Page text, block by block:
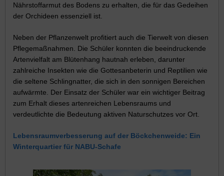
Nährstoffarmut des Bodens zu erhalten, die für das Gedeihen
der Orchideen essenziell ist.
Neben der Pflanzenwelt profitiert auch die Tierwelt von diesen
Pflegemaßnahmen. Die Schüler konnten die beeindruckende
Artenvielfalt am Blütenhang hautnah erleben, darunter
zahlreiche Insekten wie die Gottesanbeterin und Reptilien wie
die seltene Schlingnatter, die sich in den sonnigen Bereichen
aufwärmte. Der Einsatz der Schüler war ein wichtiger Beitrag
zum Erhalt dieses artenreichen Lebensraums und
verdeutlichte die Bedeutung aktiven Naturschutzes vor Ort.
Lebensraumverbesserung auf der Böckchenweide: Ein
Winterquartier für NABU-Schafe